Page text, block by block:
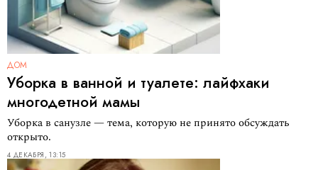
ДОМ
Уборка в ванной и туалете: лайфхаки
многодетной мамы
Уборка в санузле — тема, которую не принято обсуждать
открыто.
4 ДЕКАБРЯ, 13:15